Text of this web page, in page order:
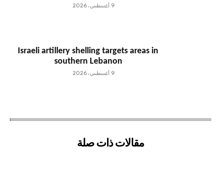
9 أغسطس، 2026
Israeli artillery shelling targets areas in
southern Lebanon
9 أغسطس، 2026
مقالات ذات صلة